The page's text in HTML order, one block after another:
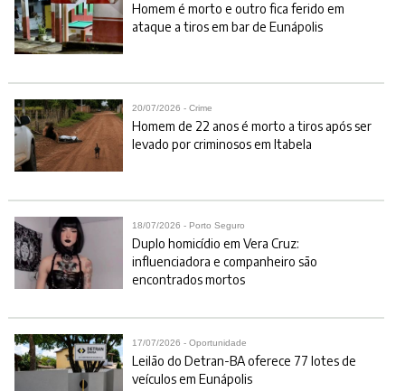
Homem é morto e outro fica ferido em
ataque a tiros em bar de Eunápolis
20/07/2026 - Crime
Homem de 22 anos é morto a tiros após ser
levado por criminosos em Itabela
18/07/2026 - Porto Seguro
Duplo homicídio em Vera Cruz:
influenciadora e companheiro são
encontrados mortos
17/07/2026 - Oportunidade
Leilão do Detran-BA oferece 77 lotes de
veículos em Eunápolis